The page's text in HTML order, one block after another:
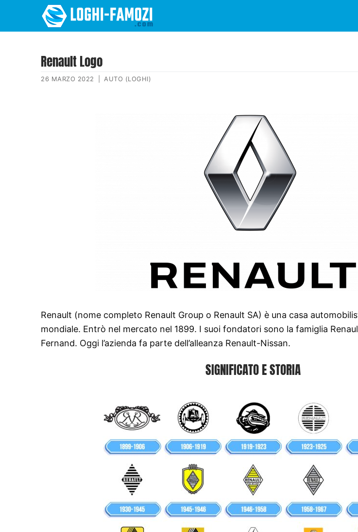
Renault Logo
26 MARZO 2022 AUTO (LOGHI)
Renault (nome completo Renault Group o Renault SA) è una casa
mondiale. Entrò nel mercato nel 1899. I suoi fondatori sono la famiglia
Fernand. Oggi l’azienda fa parte dell’alleanza Renault-Nissan.
SIGNIFICATO E STORIA